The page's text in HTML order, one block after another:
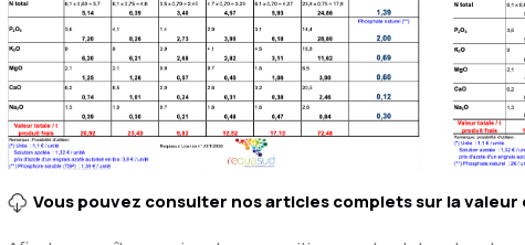
Vous pouvez consulter nos articles complets sur la